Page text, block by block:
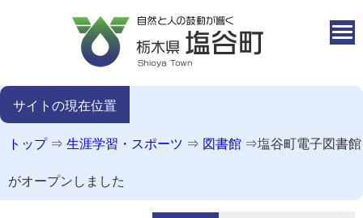
サイトの現在位置
トップ⇒ 生涯学習・スポーツ ⇒ 図書館 ⇒塩谷町電子図書館
がオープンしました